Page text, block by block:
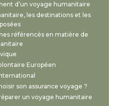
d’un voyage humanitaire
les destinations et les
référencés en matière de
Européen
son assurance voyage ?
un voyage humanitaire